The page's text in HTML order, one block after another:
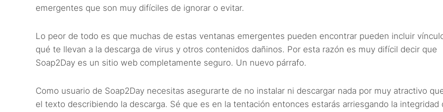
emergentes que son muy difíciles de ignorar o evitar.
Lo peor de todo es que muchas de estas ventanas emergentes pueden encontrar pueden incluir
qué te llevan a la descarga de virus y otros contenidos dañinos. Por esta razón es muy difícil decir que
Soap2Day es un sitio web completamente seguro. Un nuevo párrafo.
Como usuario de Soap2Day necesitas asegurarte de no instalar ni descargar nada por muy atractivo
el texto describiendo la descarga. Sé que es en la tentación entonces estarás arriesgando la integridad